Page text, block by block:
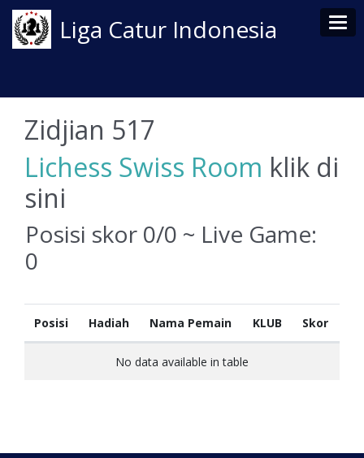
Liga Catur Indonesia
Zidjian 517
Lichess Swiss Room klik di
sini
Posisi skor 0/0 ~ Live Game:
0
Posisi Hadiah Nama Pemain KLUB Skor
No data available in table